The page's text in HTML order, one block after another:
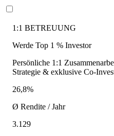
1:1 BETREUUNG
Werde Top 1 % Investor
Persönliche 1:1
Strategie & exklusive Co-
26,8%
Ø Rendite / Jahr
3.129